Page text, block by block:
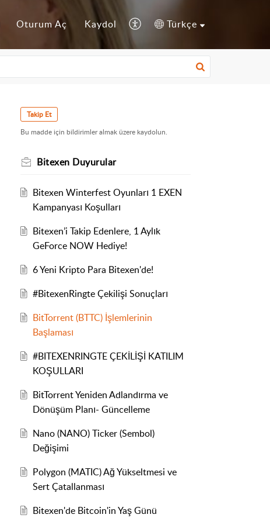
Oturum Aç Kaydol Türkçe
Takip Et
Bu madde için bildirimler almak üzere kaydolun.
Bitexen Duyurular
Bitexen Winterfest Oyunları 1 EXEN
Kampanyası Koşulları
Bitexen’i Takip Edenlere, 1 Aylık
GeForce NOW Hediye!
6 Yeni Kripto Para Bitexen'de!
#BitexenRingte Çekilişi Sonuçları
BitTorrent (BTTC) İşlemlerinin
Başlaması
#BITEXENRINGTE ÇEKİLİŞİ KATILIM
KOŞULLARI
BitTorrent Yeniden Adlandırma ve
Dönüşüm Planı- Güncelleme
Nano (NANO) Ticker (Sembol)
Değişimi
Polygon (MATIC) Ağ Yükseltmesi ve
Sert Çatallanması
Bitexen'de Bitcoin'in Yaş Günü